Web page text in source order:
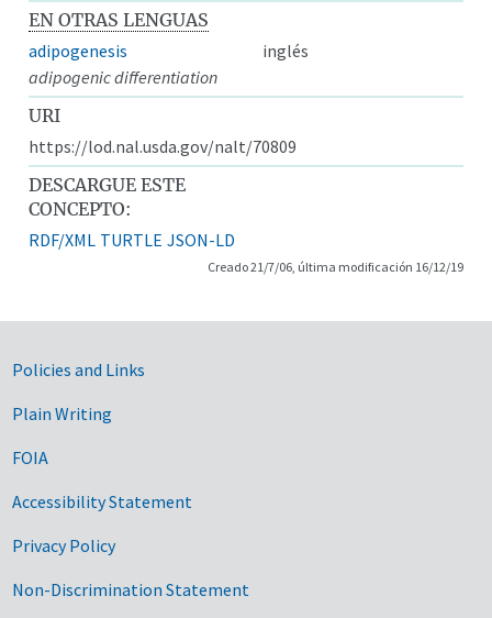
EN OTRAS LENGUAS
adipogenesis
inglés
adipogenic differentiation
URI
https://lod.nal.usda.gov/nalt/70809
DESCARGUE ESTE
CONCEPTO:
RDF/XML TURTLE JSON-LD
Creado 21/7/06, última modificación 16/12/19
Government Links
Policies and Links
Plain Writing
FOIA
Accessibility Statement
Privacy Policy
Non-Discrimination Statement